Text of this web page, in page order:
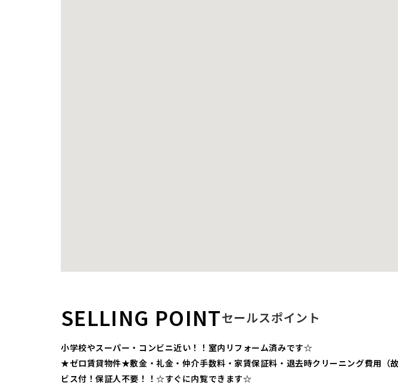
SELLING POINTセールスポイント
小学校やスーパー・コンビニ近い！！室内リフォーム済みです☆
★ゼロ賃貸物件★敷金・礼金・仲介手数料・家賃保証料・退去時クリーニング費用（
ビス付！保証人不要！！☆すぐに内覧できます☆